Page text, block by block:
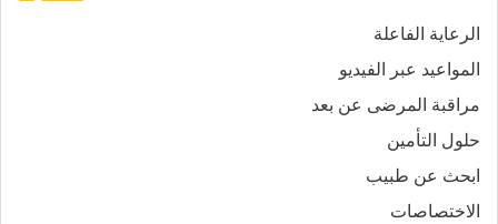
الرعاية الفاعلة
المواعيد عبر الفيديو
مراقبة المرضى عن بعد
حلول التأمين
ابحث عن طبيب
الاختصاصات